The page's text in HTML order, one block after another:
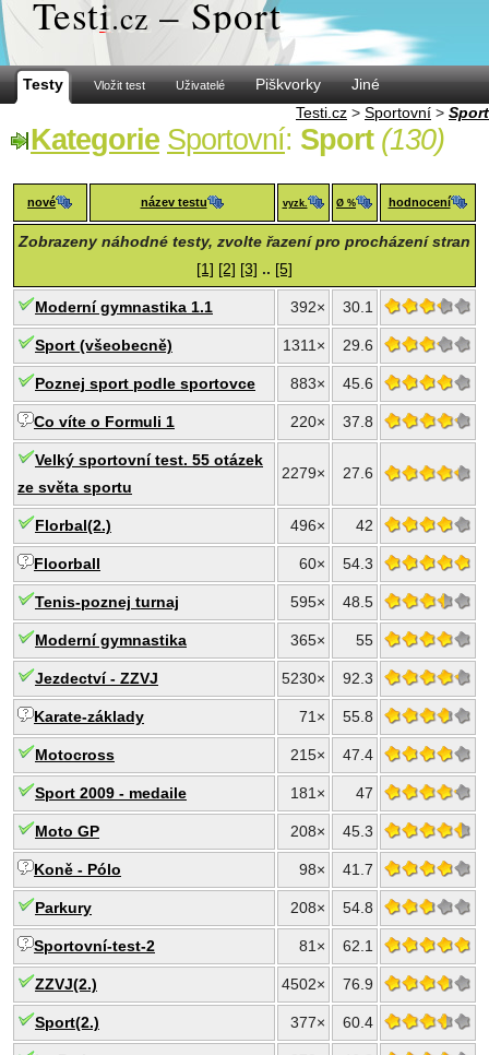
Testi.cz – Sport
Testy Vložit test Uživatelé Piškvorky
Jiné
Testi.cz > Sportovní > Sport
Kategorie Sportovní: Sport (130)
nové název testu vyzk. Ø % hodnocení
Zobrazeny náhodné testy, zvolte řazení pro procházení stran
[1] [2] [3] .. [5]
Moderní gymnastika 1.1 392× 30.1
Sport (všeobecně) 1311× 29.6
Poznej sport podle sportovce 883× 45.6
Co víte o Formuli 1 220× 37.8
Velký sportovní test. 55 otázek
ze světa sportu
2279× 27.6
Florbal(2.) 496× 42
Floorball 60× 54.3
Tenis-poznej turnaj 595× 48.5
Moderní gymnastika 365× 55
Jezdectví - ZZVJ 5230× 92.3
Karate-základy 71× 55.8
Motocross 215× 47.4
Sport 2009 - medaile 181× 47
Moto GP 208× 45.3
Koně - Pólo 98× 41.7
Parkury 208× 54.8
Sportovní-test-2 81× 62.1
ZZVJ(2.) 4502× 76.9
Sport(2.) 377× 60.4